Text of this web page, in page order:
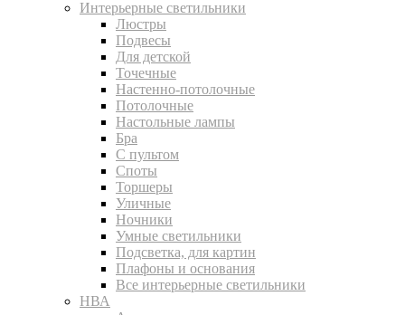
Интерьерные светильники
Люстры
Подвесы
Для детской
Точечные
Настенно-потолочные
Потолочные
Настольные лампы
Бра
С пультом
Споты
Торшеры
Уличные
Ночники
Умные светильники
Подсветка, для картин
Плафоны и основания
Все интерьерные светильники
НВА